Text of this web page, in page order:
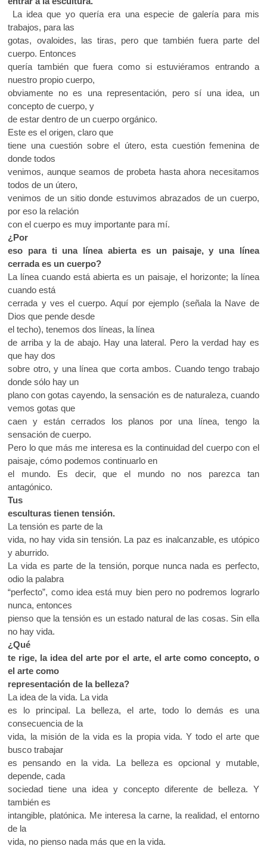
La idea que yo quería era una especie de galería para mis
trabajos, para las
gotas, ovaloides, las tiras, pero que también fuera parte del
cuerpo. Entonces
quería también que fuera como si estuviéramos entrando a
nuestro propio cuerpo,
obviamente no es una representación, pero sí una idea, un
concepto de cuerpo, y
de estar dentro de un cuerpo orgánico.
Este es el origen, claro que
tiene una cuestión sobre el útero, esta cuestión femenina de
donde todos
venimos, aunque seamos de probeta hasta ahora necesitamos
todos de un útero,
venimos de un sitio donde estuvimos abrazados de un cuerpo,
por eso la relación
con el cuerpo es muy importante para mí.
¿Por
eso para ti una línea abierta es un paisaje, y una línea
cerrada es un cuerpo?
La línea cuando está abierta es un paisaje, el horizonte; la línea
cuando está
cerrada y ves el cuerpo. Aquí por ejemplo (señala la Nave de
Dios que pende desde
el techo), tenemos dos líneas, la línea
de arriba y la de abajo. Hay una lateral. Pero la verdad hay es
que hay dos
sobre otro, y una línea que corta ambos. Cuando tengo trabajo
donde sólo hay un
plano con gotas cayendo, la sensación es de naturaleza, cuando
vemos gotas que
caen y están cerrados los planos por una línea, tengo la
sensación de cuerpo.
Pero lo que más me interesa es la continuidad del cuerpo con el
paisaje, cómo podemos continuarlo en
el mundo. Es decir, que el mundo no nos parezca tan
antagónico.
Tus
esculturas tienen tensión.
La tensión es parte de la
vida, no hay vida sin tensión. La paz es inalcanzable, es utópico
y aburrido.
La vida es parte de la tensión, porque nunca nada es perfecto,
odio la palabra
“perfecto”, como idea está muy bien pero no podremos lograrlo
nunca, entonces
pienso que la tensión es un estado natural de las cosas. Sin ella
no hay vida.
¿Qué
te rige, la idea del arte por el arte, el arte como concepto, o
el arte como
representación de la belleza?
La idea de la vida. La vida
es lo principal. La belleza, el arte, todo lo demás es una
consecuencia de la
vida, la misión de la vida es la propia vida. Y todo el arte que
busco trabajar
es pensando en la vida. La belleza es opcional y mutable,
depende, cada
sociedad tiene una idea y concepto diferente de belleza. Y
también es
intangible, platónica. Me interesa la carne, la realidad, el entorno
de la
vida, no pienso nada más que en la vida.